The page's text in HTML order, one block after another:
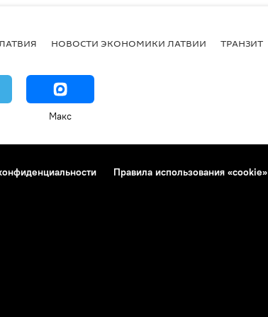
ЛАТВИЯ НОВОСТИ ЭКОНОМИКИ ЛАТВИИ ТРАНЗИТ
Макс
Правила использования «cookie»